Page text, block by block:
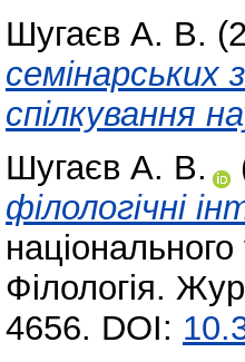
Шугаєв А. В.
семінарських
спілкування
Шугаєв А. В.
філологічні
Філологія.
4656. DOI: